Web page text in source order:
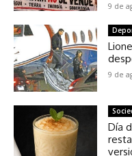
9 de
9 de
Día